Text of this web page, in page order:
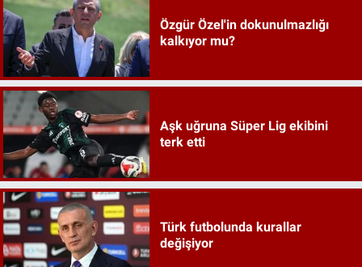
Özgür Özel'in dokunulmazlığı
kalkıyor mu?
Aşk uğruna Süper Lig ekibini
terk etti
Türk futbolunda kurallar
değişiyor